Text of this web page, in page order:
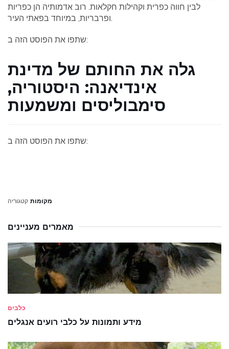
לבין חווה כפרית וקהילות חקלאות. רוב אדמותיה הן כפריות
שתפו את הפוסט הזה ב:
גלה את החותם של מדינת
אינדיאנה: היסטוריה,
סימבוליסים ומשמעות
שתפו את הפוסט הזה ב:
קטגוריה מקומות
מאמרים מעניינים
כלבים
מידע ותמונות על כלבי רועים אנגלים